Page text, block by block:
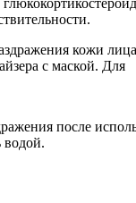
кожи лица
с маской. Для
после
водой.